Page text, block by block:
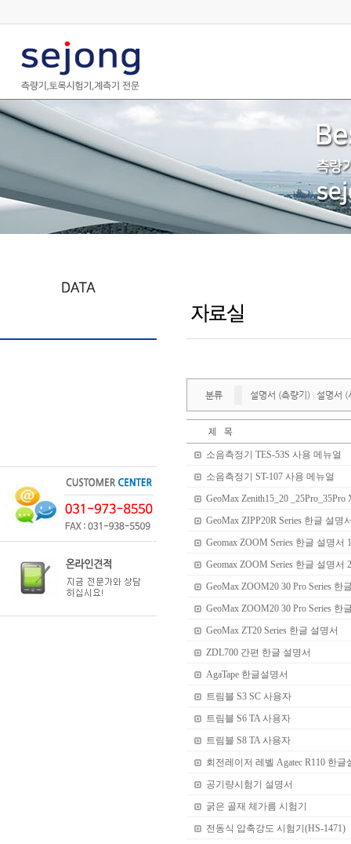
분류 설명서 (측량기) 설명서 (
소음측정기 TES-53S 사용 메뉴얼
소음측정기 ST-107 사용 메뉴얼
GeoMax Zenith15_20
GeoMax ZIPP20R Series 한글 설명
Geomax ZOOM Series 한글 설명서 1
Geomax ZOOM Series 한글 설명서 2
GeoMax ZOOM20 30 Pro Series 한
GeoMax ZOOM20 30 Pro Series 한
GeoMax ZT20 Series 한글 설명서
ZDL700 간편 한글 설명서
AgaTape 한글설명서
트림블 S3 SC 사용자
트림블 S6 TA 사용자
트림블 S8 TA 사용자
회전레이저 레벨 Agatec R110 한글
공기량시험기 설명서
굵은 골재 체가름 시험기
전동식 압축강도 시험기(HS-1471)